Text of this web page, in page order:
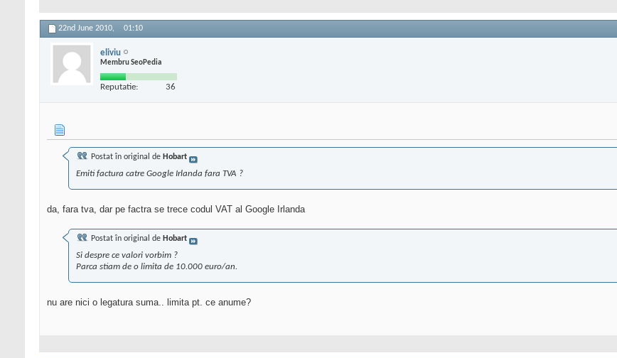
22nd June 2010, 01:10
eliviu
Membru SeoPedia
Reputatie: 36
Postat în original de Hobart
Emiti factura catre Google Irlanda fara TVA ?
da, fara tva, dar pe factra se trece codul VAT al Google Irlanda
Postat în original de Hobart
Si despre ce valori vorbim ?
Parca stiam de o limita de 10.000 euro/an.
nu are nici o legatura suma.. limita pt. ce anume?